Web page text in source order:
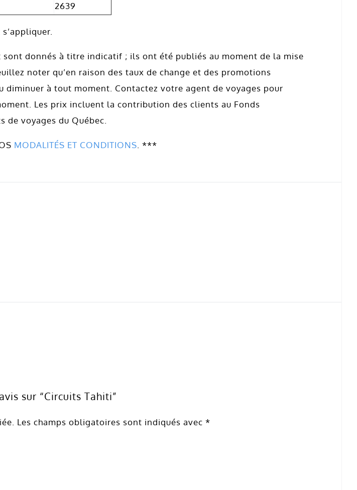
2639
donnés à titre indicatif ; ils ont été publiés au moment de la mise
noter qu’en raison des taux de change et des promotions
diminuer à tout moment. Contactez votre agent de voyages pour
Les prix incluent la contribution des clients au Fonds
de voyages du Québec.
MODALITÉS ET CONDITIONS. ***
sur “Circuits Tahiti”
Les champs obligatoires sont indiqués avec *